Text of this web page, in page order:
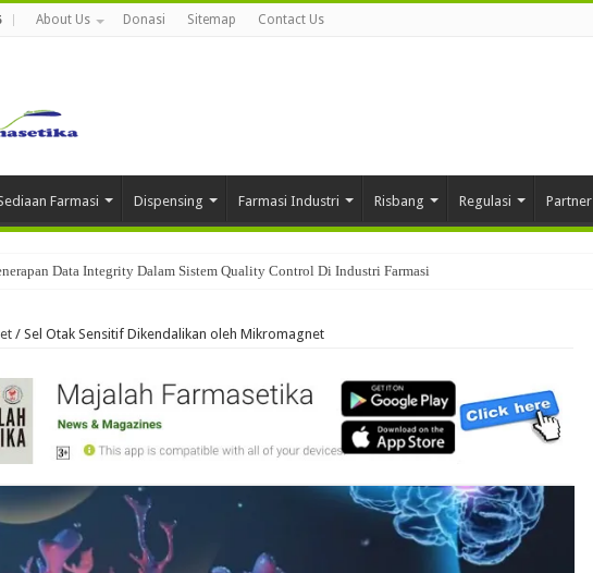
About Us Donasi Sitemap Contact Us
Farmasi Dispensing Farmasi Industri Risbang Regulasi Partner
Data Integrity Dalam Sistem Quality Control Di Industri Farmasi
/ Sel Otak Sensitif Dikendalikan oleh Mikromagnet